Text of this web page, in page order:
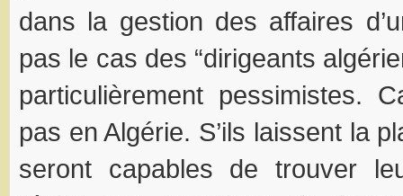
dans la gestion des affaires
pas le cas des “dirigeants
particulièrement pessimistes.
pas en Algérie. S’ils laissent la
seront capables de trouver